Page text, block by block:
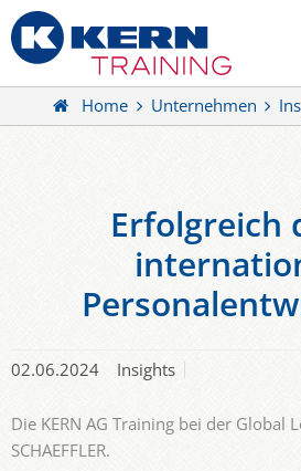
Home Unternehmen
Erfolgreich
02.06.2024 Insights
Die KERN AG Training bei der Global
SCHAEFFLER.